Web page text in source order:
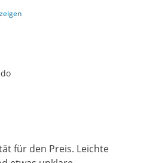
für den Preis. Leichte